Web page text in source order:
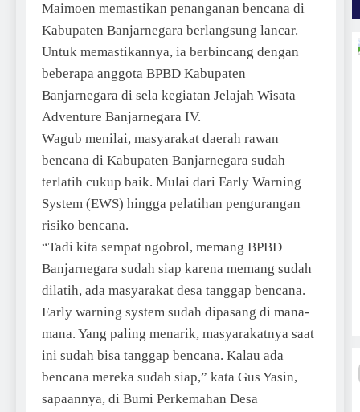
Maimoen memastikan penanganan bencana di
Kabupaten Banjarnegara berlangsung lancar.
Untuk memastikannya, ia berbincang dengan
beberapa anggota BPBD Kabupaten
Banjarnegara di sela kegiatan Jelajah Wisata
Adventure Banjarnegara IV.
Wagub menilai, masyarakat daerah rawan
bencana di Kabupaten Banjarnegara sudah
terlatih cukup baik. Mulai dari Early Warning
System (EWS) hingga pelatihan pengurangan
risiko bencana.
“Tadi kita sempat ngobrol, memang BPBD
Banjarnegara sudah siap karena memang sudah
dilatih, ada masyarakat desa tanggap bencana.
Early warning system sudah dipasang di mana-
mana. Yang paling menarik, masyarakatnya saat
ini sudah bisa tanggap bencana. Kalau ada
bencana mereka sudah siap,” kata Gus Yasin,
sapaannya, di Bumi Perkemahan Desa